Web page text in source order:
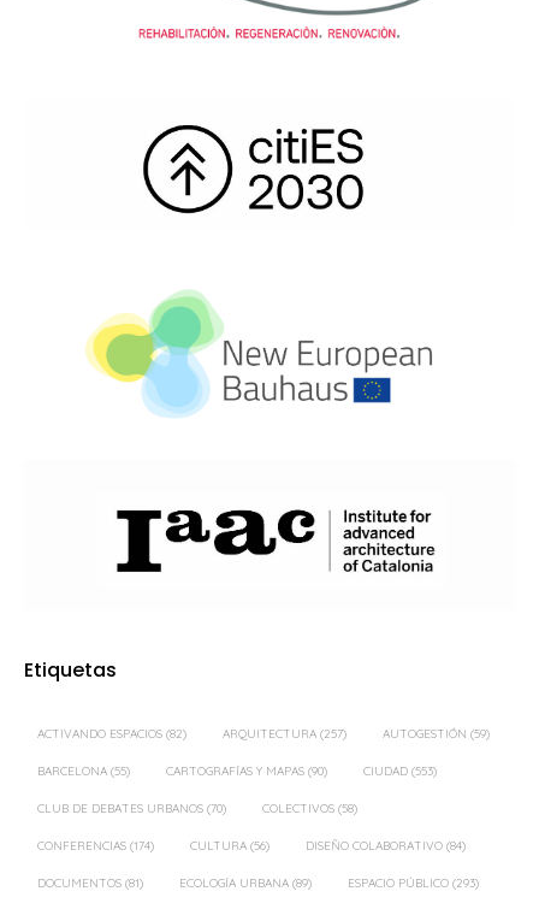
Etiquetas
ACTIVANDO ESPACIOS (82) ARQUITECTURA (257) AUTOGESTIÓN (59)
BARCELONA (55) CARTOGRAFÍAS Y MAPAS (90) CIUDAD (553)
CLUB DE DEBATES URBANOS (70) COLECTIVOS (58)
CONFERENCIAS (174) CULTURA (56) DISEÑO COLABORATIVO (84)
DOCUMENTOS (81) ECOLOGÍA URBANA (89) ESPACIO PÚBLICO (293)